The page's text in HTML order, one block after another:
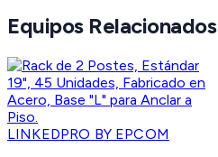
Equipos Relacionados
LINKEDPRO BY EPCOM